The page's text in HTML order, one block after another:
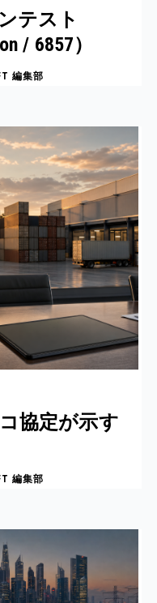
テスト
/ 6857）
編集部
協定が示す
編集部